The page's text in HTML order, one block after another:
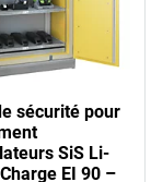
LaCont
entendu, tous
complets et
sûre et
dangereux
sécurité pour
SiS Li-
EI 90 –